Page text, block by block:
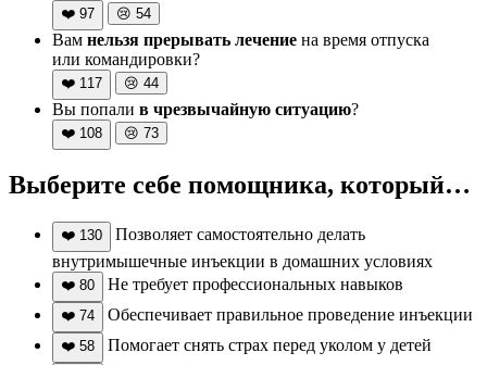
❤️ 97 😢 54
Вам нельзя прерывать лечение на время отпуска
или командировки?
❤️ 117 😢 44
Вы попали в чрезвычайную ситуацию?
❤️ 108 😢 73
Выберите себе помощника, который…
❤️ 130
Позволяет самостоятельно делать
внутримышечные инъекции в домашних условиях
❤️ 80 Не требует профессиональных навыков
❤️ 74 Обеспечивает правильное проведение инъекции
❤️ 58 Помогает снять страх перед уколом у детей